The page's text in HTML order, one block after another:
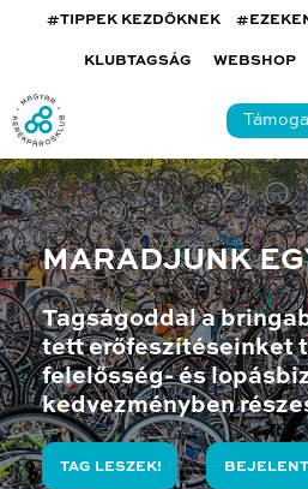
#TIPPEK KEZDŐKNEK
KLUBTAGSÁG WEBSHOP
MARADJUNK
Tagságoddal a
tett erőfeszítéseinket
felelősség- és
kedvezményben
TAG LESZEK!